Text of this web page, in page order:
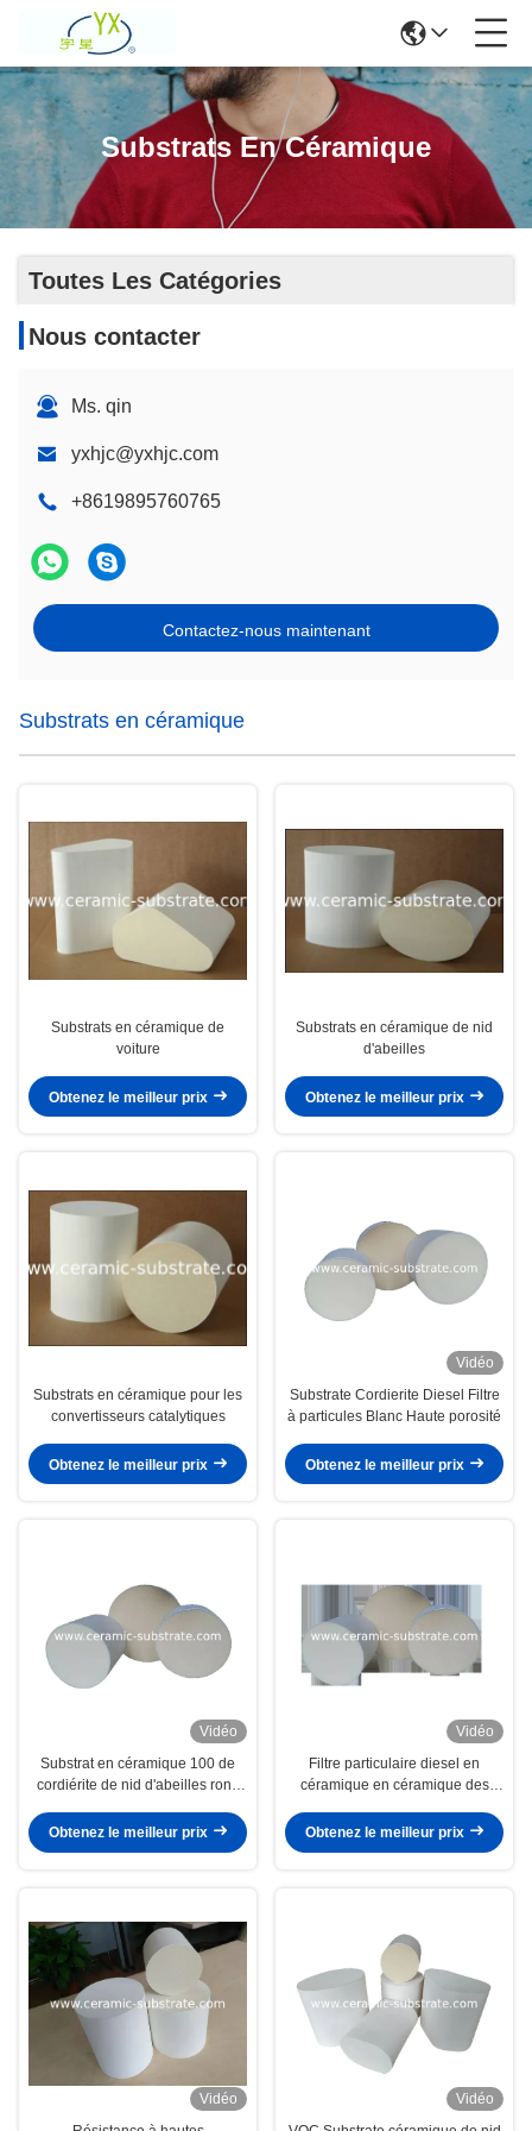
Substrats En Céramique
Toutes Les Catégories
Nous contacter
Ms. qin
yxhjc@yxhjc.com
+8619895760765
Contactez-nous maintenant
Substrats en céramique
Substrats en céramique de
voiture
Obtenez le meilleur prix
Substrats en céramique de nid
d'abeilles
Obtenez le meilleur prix
Substrats en céramique pour les
convertisseurs catalytiques
Obtenez le meilleur prix
Vidéo
Substrate Cordierite Diesel Filtre
à particules Blanc Haute porosité
Obtenez le meilleur prix
Vidéo
Substrat en céramique 100 de
cordiérite de nid d'abeilles rond
CPSI
Obtenez le meilleur prix
Vidéo
Filtre particulaire diesel en
céramique en céramique des
élevée
Obtenez le meilleur prix
Vidéo
Vidéo